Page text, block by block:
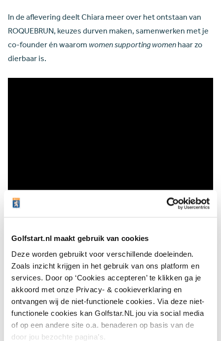
Golfstart.nl maakt gebruik van cookies
Deze worden gebruikt voor verschillende doeleinden.
Zoals inzicht krijgen in het gebruik van ons platform en
services. Door op ‘Cookies accepteren’ te klikken ga je
akkoord met onze Privacy- & cookieverklaring en
ontvangen wij de niet-functionele cookies. Via deze niet-
functionele cookies kan Golfstar.NL jou via social media
of op een andere site o.a. benaderen op basis van de
door jou bezochte pagina’s.
In de aflevering deelt Chiara meer over het ontstaan van
ROQUEBRUN, keuzes durven maken, samenwerken met je
co-founder én waaromwomen supporting womenhaar zo
dierbaar is.
Chiara’s Golf Wishlist
Naast golf heeft Chiara natuurlijk ook haar eigen
ROQUEBRUN-essentials, die perfect passen bij vrouwen
die graag stralend de baan op gaan.